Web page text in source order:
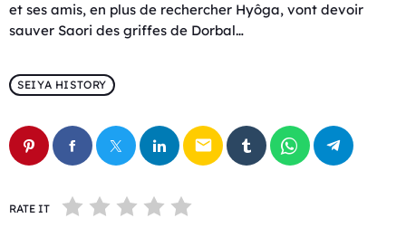
et ses amis, en plus de rechercher Hyôga, vont devoir
sauver Saori des griffes de Dorbal…
SEIYA HISTORY
email
RATE IT